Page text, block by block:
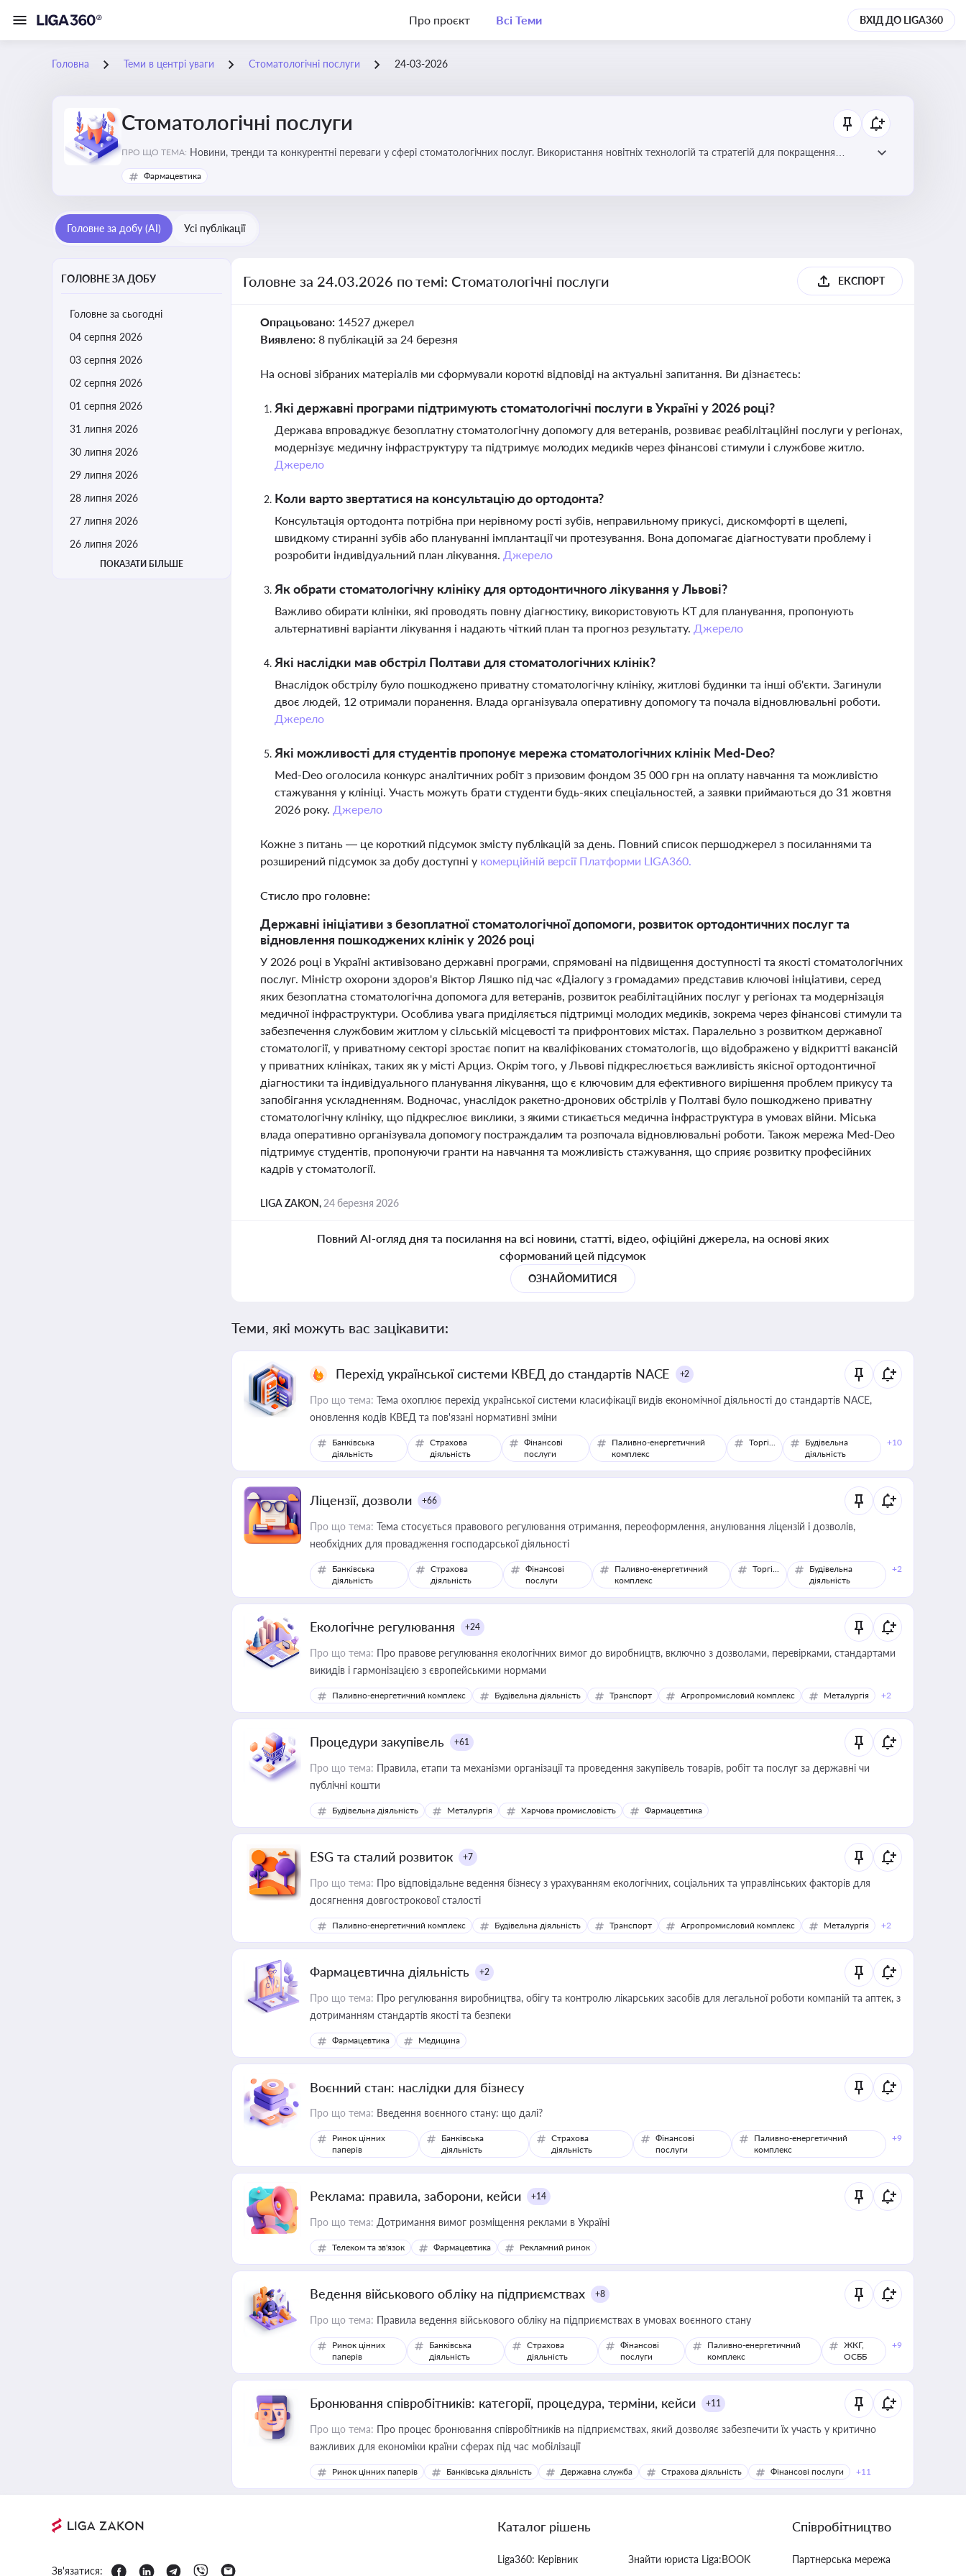
Про проєкт Всі Теми ВХІД ДО LIGA360
Головна Теми в центрі уваги Стоматологічні послуги 24-03-2026
Стоматологічні послуги
ПРО ЩО ТЕМА: Новини, тренди та конкурентні переваги у сфері стоматологічних послуг. Використання новітніх технологій та стратегій для покращення
обслуговування
Фармацевтика
Головне за добу (AI) Усі публікації
ГОЛОВНЕ ЗА ДОБУ
Головне за сьогодні
04 серпня 2026
03 серпня 2026
02 серпня 2026
01 серпня 2026
31 липня 2026
30 липня 2026
29 липня 2026
28 липня 2026
27 липня 2026
26 липня 2026
ПОКАЗАТИ БІЛЬШЕ
Головне за 24.03.2026 по темі: Стоматологічні послуги ЕКСПОРТ
Опрацьовано: 14527 джерел
Виявлено: 8 публікацій за 24 березня
На основі зібраних матеріалів ми сформували короткі відповіді на актуальні запитання. Ви дізнаєтесь:
Які державні програми підтримують стоматологічні послуги в Україні у 2026 році?
Держава впроваджує безоплатну стоматологічну допомогу для ветеранів, розвиває реабілітаційні послуги у регіонах,
модернізує медичну інфраструктуру та підтримує молодих медиків через фінансові стимули і службове житло.
Джерело
Коли варто звертатися на консультацію до ортодонта?
Консультація ортодонта потрібна при нерівному рості зубів, неправильному прикусі, дискомфорті в щелепі,
швидкому стиранні зубів або плануванні імплантації чи протезування. Вона допомагає діагностувати проблему і
розробити індивідуальний план лікування. Джерело
Як обрати стоматологічну клініку для ортодонтичного лікування у Львові?
Важливо обирати клініки, які проводять повну діагностику, використовують КТ для планування, пропонують
альтернативні варіанти лікування і надають чіткий план та прогноз результату. Джерело
Які наслідки мав обстріл Полтави для стоматологічних клінік?
Внаслідок обстрілу було пошкоджено приватну стоматологічну клініку, житлові будинки та інші об'єкти. Загинули
двоє людей, 12 отримали поранення. Влада організувала оперативну допомогу та почала відновлювальні роботи.
Джерело
Які можливості для студентів пропонує мережа стоматологічних клінік Med-Deo?
Med-Deo оголосила конкурс аналітичних робіт з призовим фондом 35 000 грн на оплату навчання та можливістю
стажування у клініці. Участь можуть брати студенти будь-яких спеціальностей, а заявки приймаються до 31 жовтня
2026 року. Джерело
Кожне з питань — це короткий підсумок змісту публікацій за день. Повний список першоджерел з посиланнями та
розширений підсумок за добу доступні у комерційній версії Платформи LIGA360.
Стисло про головне:
Державні ініціативи з безоплатної стоматологічної допомоги, розвиток ортодонтичних послуг та
відновлення пошкоджених клінік у 2026 році
У 2026 році в Україні активізовано державні програми, спрямовані на підвищення доступності та якості стоматологічних
послуг. Міністр охорони здоров'я Віктор Ляшко під час «Діалогу з громадами» представив ключові ініціативи, серед
яких безоплатна стоматологічна допомога для ветеранів, розвиток реабілітаційних послуг у регіонах та модернізація
медичної інфраструктури. Особлива увага приділяється підтримці молодих медиків, зокрема через фінансові стимули та
забезпечення службовим житлом у сільській місцевості та прифронтових містах. Паралельно з розвитком державної
стоматології, у приватному секторі зростає попит на кваліфікованих стоматологів, що відображено у відкритті вакансій
у приватних клініках, таких як у місті Арциз. Окрім того, у Львові підкреслюється важливість якісної ортодонтичної
діагностики та індивідуального планування лікування, що є ключовим для ефективного вирішення проблем прикусу та
запобігання ускладненням. Водночас, унаслідок ракетно-дронових обстрілів у Полтаві було пошкоджено приватну
стоматологічну клініку, що підкреслює виклики, з якими стикається медична інфраструктура в умовах війни. Міська
влада оперативно організувала допомогу постраждалим та розпочала відновлювальні роботи. Також мережа Med-Deo
підтримує студентів, пропонуючи гранти на навчання та можливість стажування, що сприяє розвитку професійних
кадрів у стоматології.
LIGA ZAKON, 24 березня 2026
Повний AI-огляд дня та посилання на всі новини, статті, відео, офіційні джерела, на основі яких
сформований цей підсумок
ОЗНАЙОМИТИСЯ
Теми, які можуть вас зацікавити:
Перехід української системи КВЕД до стандартів NACE +2
Про що тема: Тема охоплює перехід української системи класифікації видів економічної діяльності до стандартів NACE,
оновлення кодів КВЕД та пов'язані нормативні зміни
Банківська
діяльність
Страхова
діяльність
Фінансові
послуги
Паливно-енергетичний
комплекс
Торгівля
Будівельна
діяльність
+10
Ліцензії, дозволи +66
Про що тема: Тема стосується правового регулювання отримання, переоформлення, анулювання ліцензій і дозволів,
необхідних для провадження господарської діяльності
Банківська
діяльність
Страхова
діяльність
Фінансові
послуги
Паливно-енергетичний
комплекс
Торгівля
Будівельна
діяльність
+2
Екологічне регулювання +24
Про що тема: Про правове регулювання екологічних вимог до виробництв, включно з дозволами, перевірками, стандартами
викидів і гармонізацією з європейськими нормами
Паливно-енергетичний комплекс Будівельна діяльність Транспорт Агропромисловий комплекс Металургія +2
Процедури закупівель +61
Про що тема: Правила, етапи та механізми організації та проведення закупівель товарів, робіт та послуг за державні чи
публічні кошти
Будівельна діяльність Металургія Харчова промисловість Фармацевтика
ESG та сталий розвиток +7
Про що тема: Про відповідальне ведення бізнесу з урахуванням екологічних, соціальних та управлінських факторів для
досягнення довгострокової сталості
Паливно-енергетичний комплекс Будівельна діяльність Транспорт Агропромисловий комплекс Металургія +2
Фармацевтична діяльність +2
Про що тема: Про регулювання виробництва, обігу та контролю лікарських засобів для легальної роботи компаній та аптек, з
дотриманням стандартів якості та безпеки
Фармацевтика Медицина
Воєнний стан: наслідки для бізнесу
Про що тема: Введення воєнного стану: що далі?
Ринок цінних
паперів
Банківська
діяльність
Страхова
діяльність
Фінансові
послуги
Паливно-енергетичний
комплекс
+9
Реклама: правила, заборони, кейси +14
Про що тема: Дотримання вимог розміщення реклами в Україні
Телеком та зв'язок Фармацевтика Рекламний ринок
Ведення військового обліку на підприємствах +8
Про що тема: Правила ведення військового обліку на підприємствах в умовах воєнного стану
Ринок цінних
паперів
Банківська
діяльність
Страхова
діяльність
Фінансові
послуги
Паливно-енергетичний
комплекс
ЖКГ,
ОСББ
+9
Бронювання співробітників: категорії, процедура, терміни, кейси +11
Про що тема: Про процес бронювання співробітників на підприємствах, який дозволяє забезпечити їх участь у критично
важливих для економіки країни сферах під час мобілізації
Ринок цінних паперів Банківська діяльність Державна служба Страхова діяльність Фінансові послуги +11
Зв'язатися:
Каталог рішень
Liga360: Керівник Знайти юриста Liga:BOOK
Співробітництво
Партнерська мережа